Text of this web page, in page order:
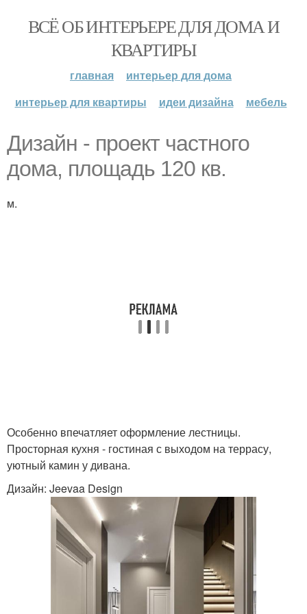
ВСЁ ОБ ИНТЕРЬЕРЕ ДЛЯ ДОМА И
КВАРТИРЫ
главная
интерьер для дома
интерьер для квартиры
идеи дизайна мебель
Дизайн - проект частного
дома, площадь 120 кв.
м.
Особенно впечатляет оформление лестницы.
Просторная кухня - гостиная с выходом на террасу,
уютный камин у дивана.
Дизайн: Jeevaa Design